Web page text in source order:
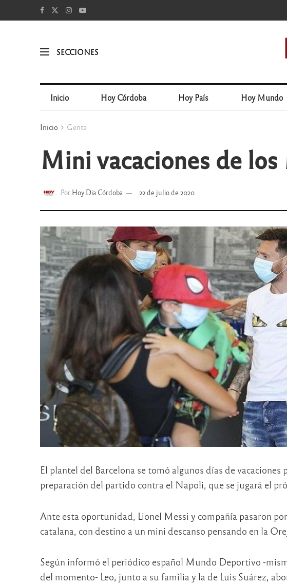
SECCIONES
Inicio Hoy Córdoba Hoy País Hoy Mundo
Inicio Gente
Mini vacaciones de
Por Hoy Dia Córdoba 22 de julio de 2020
El plantel del Barcelona se tomó algunos días de vacaciones
preparación del partido contra el Napoli, que se jugará el
Ante esta oportunidad, Lionel Messi​​ y compañía pasaron
catalana, con destino a un mini descanso pensando en la
Según informó el periódico español Mundo Deportivo -
del momento- Leo, junto a su familia y la de Luis Suárez,